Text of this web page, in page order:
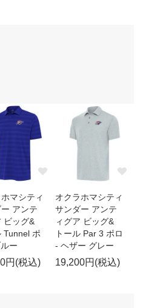
マシティ
アンテ
ビッグ&
Tunnel ポ
ー
円(税込)
オクラホマシティ
サンダー アンテ
ィグア ビッグ&
トール Par 3 ポロ
- ヘザー グレー
19,200円(税込)